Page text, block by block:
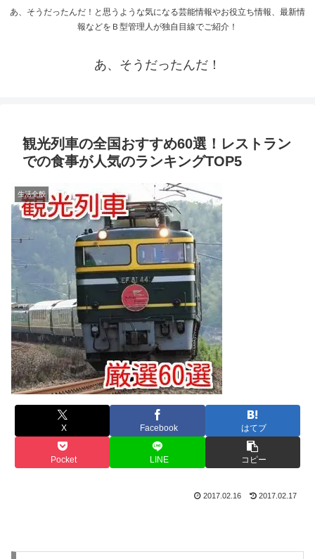
あ、そうだったんだ！と思うような気になる芸能情報やお役立ち情報、最新情
報などをＢ型管理人が独自目線でご紹介！
あ、そうだったんだ！
観光列車の全国おすすめ60選！レストラン
での食事が人気のランキングTOP5
生活全般
X Facebook はてブ
Pocket LINE コピー
2017.02.16 2017.02.17